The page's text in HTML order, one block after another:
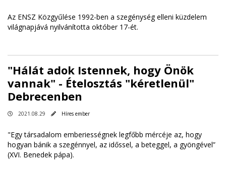
Az ENSZ Közgyűlése 1992-ben a szegénység elleni küzdelem
világnapjává nyilvánította október 17-ét.
"Hálát adok Istennek, hogy Önök
vannak" - Ételosztás "kéretlenül"
Debrecenben
2021.08.29 Híres ember
"Egy társadalom emberiességnek legfőbb mércéje az, hogy
hogyan bánik a szegénnyel, az időssel, a beteggel, a gyöngével”
(XVI. Benedek pápa).